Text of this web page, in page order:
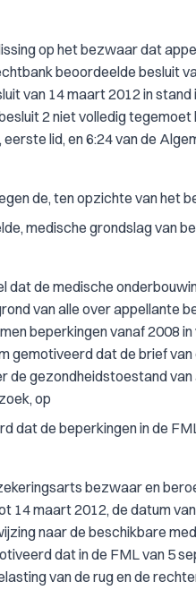
op het bezwaar dat
beoordeelde besluit
van 14 maart 2012 in
2 niet volledig
lid, en 6:24 van de
de, ten opzichte van het
medische grondslag van
dat de medische
van alle over appellante
beperkingen vanaf 2008
dat de brief
de gezondheidstoestand
op
dat de beperkingen in de
bezwaar en
14 maart 2012, de datum
naar de beschikbare
dat in de FML van 5
van de rug en de